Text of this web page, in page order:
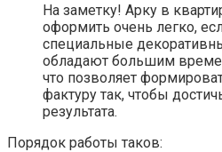
На заметку! Арку в
оформить очень легко,
специальные
обладают большим
что позволяет
фактуру так, чтобы
результата.
Порядок работы таков: